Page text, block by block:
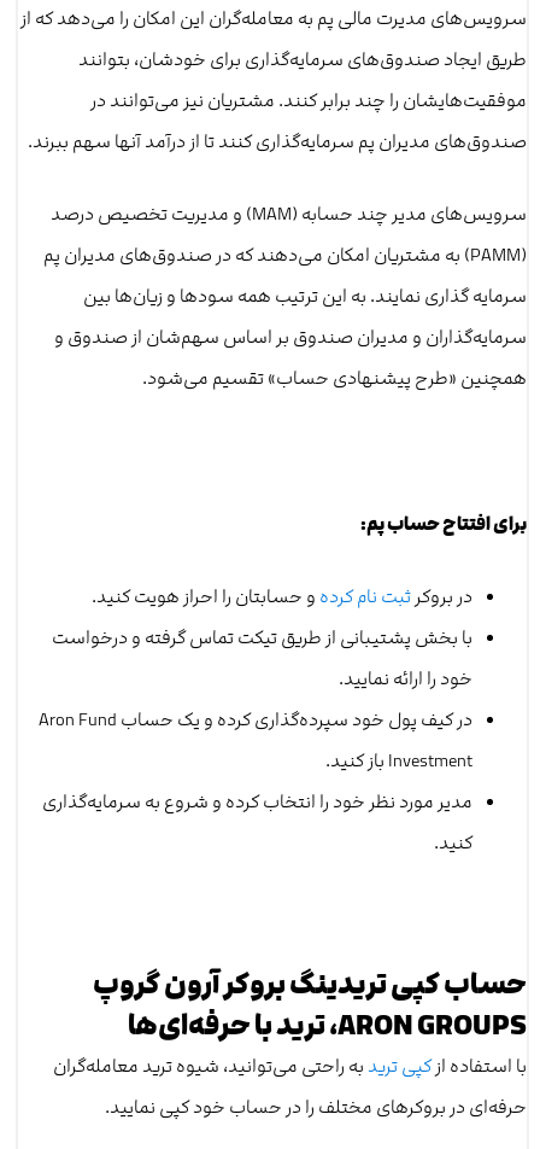
سرویس‌های مدیرت مالی پم به معا‌مله‌گران این امکان را می‌دهد که از
طریق ایجاد صندوق‌های سرمایه‌گذاری برای خودشان، بتوانند
موفقیت‌هایشان را چند برابر کنند. مشتریان نیز می‌توانند در
صندوق‌های مدیران پم سرمایه‌گذاری کنند تا از درآمد آنها سهم ببرند.
سرویس‌های مدیر چند حسابه (MAM) و مدیریت تخصیص درصد
(PAMM) به مشتریان امکان ‌می‌دهند که در صندوق‌های مدیران پم
سرمایه گذاری نمایند. به این ترتیب همه سودها و زیان‌ها بین
سرمایه‌گذاران و مدیران صندوق بر اساس سهم‌شان از صندوق و
همچنین «طرح پیشنهادی حساب» تقسیم می‌شود.
برای افتتاح حساب پم:
در بروکر ثبت نام کرده و حسابتان را احراز هویت کنید.
با بخش پشتیبانی از طریق تیکت تماس گرفته و درخواست
خود را ارائه نمایید.
در کیف پول خود سپرده‌گذاری کرده و یک حساب Aron Fund
Investment باز کنید.
مدیر مورد نظر خود را انتخاب کرده و شروع به سرمایه‌گذاری
کنید.
حساب کپی تریدینگ بروکر آرون گروپ
ARON GROUPS، ترید با حرفه‌ای‌ها
با استفاده ازکپی ترید به ‌راحتی می‌توانید، شیوه ترید معامله‌گران
حرفه‌ای در بروکرهای مختلف را در حساب خود کپی نمایید.